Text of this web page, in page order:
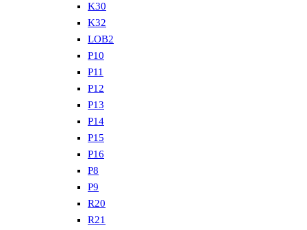
K30
K32
LOB2
P10
P11
P12
P13
P14
P15
P16
P8
P9
R20
R21